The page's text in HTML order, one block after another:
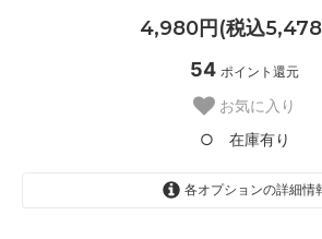
4,980円(税込
54 ポイント還元
お気に入り
○ 在庫有り
各オプションの詳細情